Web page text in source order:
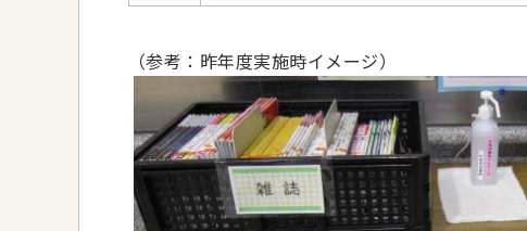
（参考：昨年度実施時イメージ）